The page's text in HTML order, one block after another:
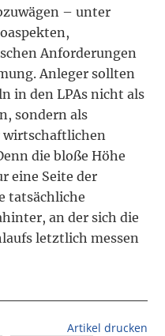
– unter
Anforderungen
Anleger sollten
in den LPAs nicht als
sondern als
die bloße Höhe
eine Seite der
tatsächliche
an der sich die
letztlich messen
Artikel drucken